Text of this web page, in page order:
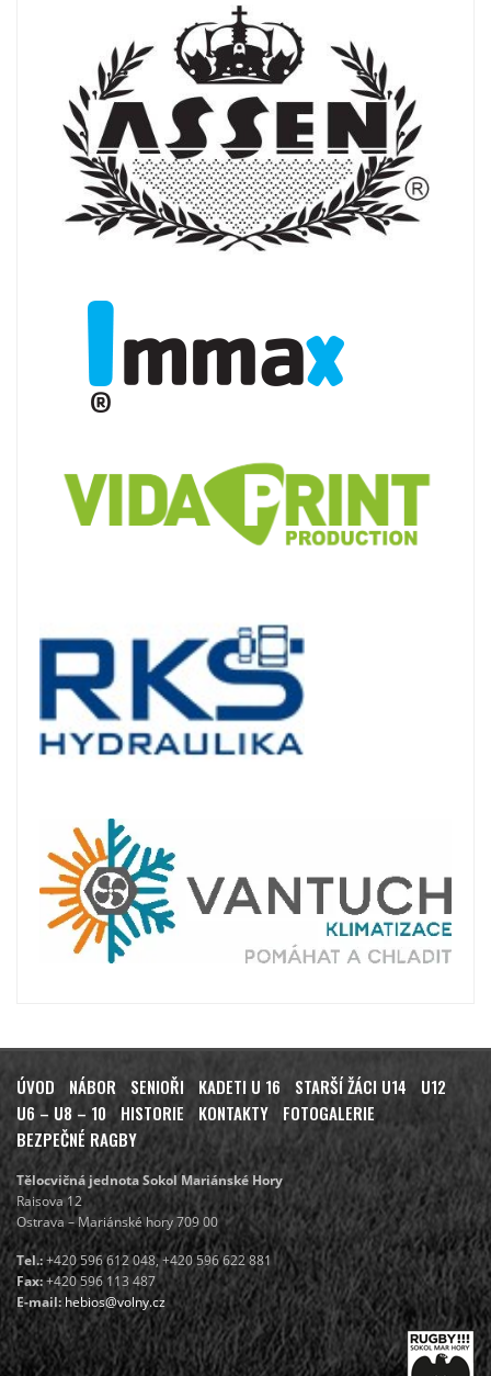
ÚVOD NÁBOR SENIOŘI KADETI U 16 STARŠÍ ŽÁCI U14
U12
U6 – U8 – 10 HISTORIE KONTAKTY
FOTOGALERIE
BEZPEČNÉ RAGBY
Tělocvičná jednota Sokol Mariánské Hory
Raisova 12
Ostrava – Mariánské hory 709 00
Tel.:+420 596 612 048, +420 596 622 881
Fax:+420 596 113 487
E-mail:hebios@volny.cz